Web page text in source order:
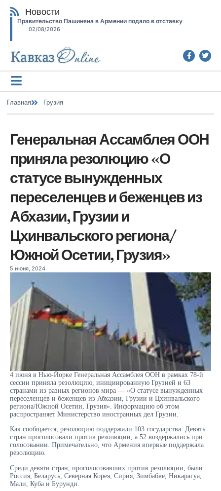
Новости
Правительство Пашиняна в Армении подало в отставку
02/08/2026
Главная Грузия
Генеральная Ассамблея ООН
приняла резолюцию «О
статусе вынужденных
переселенцев и беженцев из
Абхазии, Грузии и
Цхинвальского региона/
Южной Осетии, Грузия»
5 июня, 2024
4 июня в Нью-Йорке Генеральная Ассамблея ООН в рамках 78-й
сессии приняла резолюцию, инициированную Грузией и 63
странами из разных регионов мира — «О статусе вынужденных
переселенцев и беженцев из Абхазии, Грузии и Цхинвальского
региона/Южной Осетии, Грузия». Информацию об этом
распространяет Министерство иностранных дел Грузии.
Как сообщается, резолюцию поддержали 103 государства. Девять
стран проголосовали против резолюции, а 52 воздержались при
голосовании. Примечательно, что Армения впервые поддержала
резолюцию.
Среди девяти стран, проголосовавших против резолюции, были:
Россия, Беларусь, Северная Корея, Сирия, Зимбабве, Никарагуа,
Мали, Куба и Бурунди.